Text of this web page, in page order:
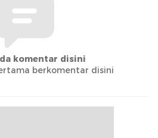
komentar disini
berkomentar disini